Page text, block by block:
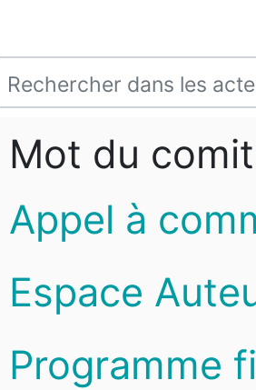
Mot du
Appel à
Espace
Programme